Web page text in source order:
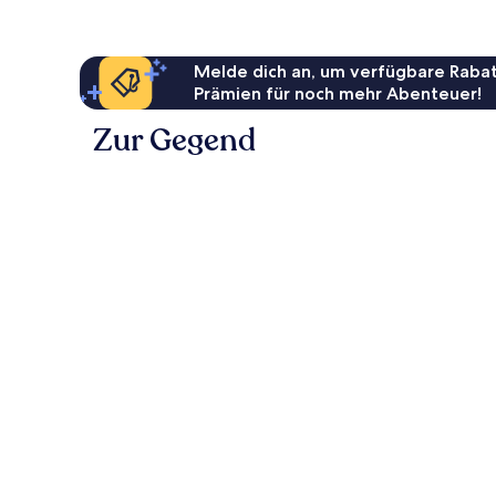
Melde dich an, um verfügbare
Prämien für noch mehr Abenteuer!
Zur Gegend